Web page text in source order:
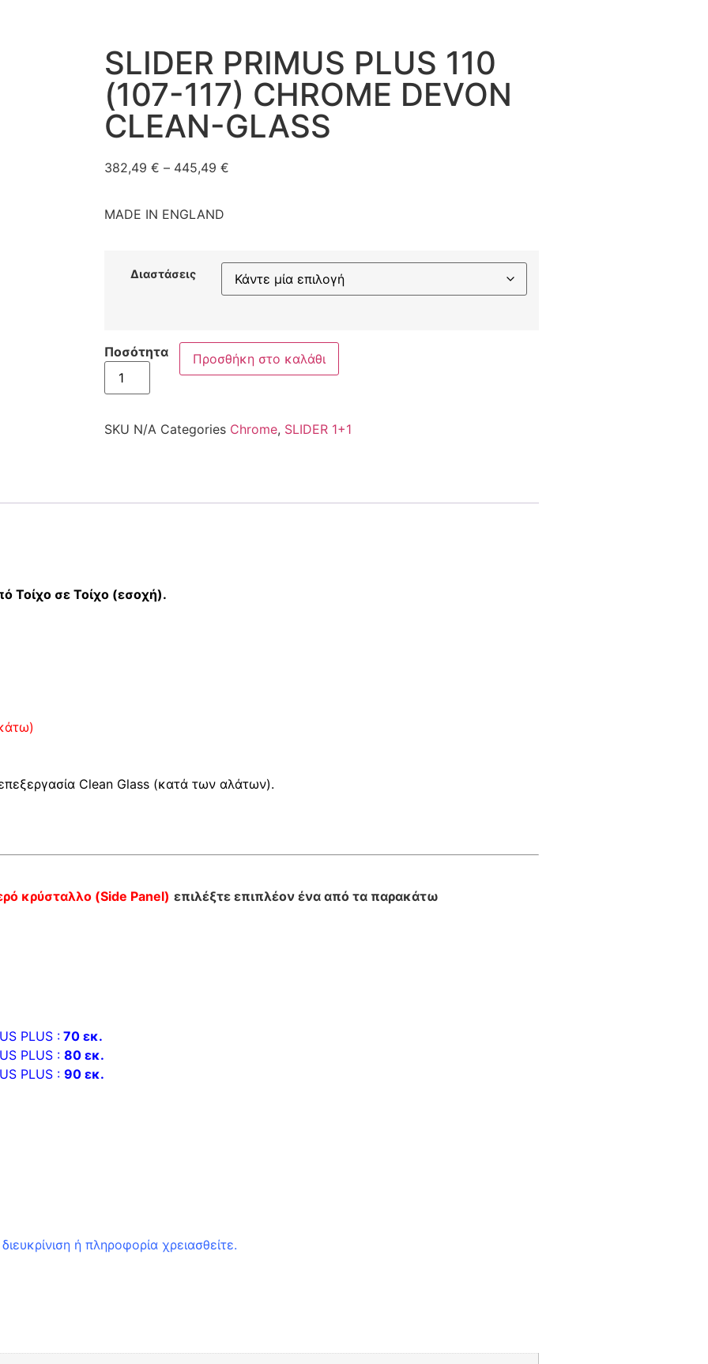
SLIDER PRIMUS PLUS 110
(107-117) CHROME DEVON
CLEAN-GLASS
382,49 € – 445,49 €
MADE IN ENGLAND
Διαστάσεις
Ποσότητα Προσθήκη στο καλάθι
SKU N/A Categories Chrome, SLIDER 1+1
Τοίχο σε Τοίχο (εσοχή).
Clean Glass (κατά των αλάτων).
κρύσταλλο (Side Panel) επιλέξτε επιπλέον ένα από τα παρακάτω
PLUS : 70 εκ.
PLUS : 80 εκ.
PLUS : 90 εκ.
ή πληροφορία χρειασθείτε.